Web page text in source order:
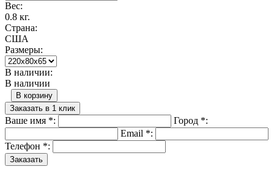
Вес:
0.8 кг.
Страна:
США
Размеры:
В наличии:
В наличии
В корзину
Заказать в 1 клик
Ваше имя *: Город *:
Email *:
Телефон *: